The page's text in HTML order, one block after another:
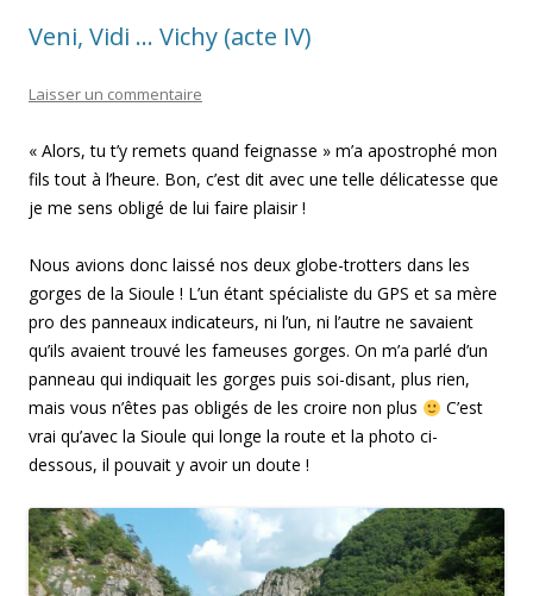
Veni, Vidi … Vichy (acte IV)
Laisser un commentaire
« Alors, tu t’y remets quand feignasse » m’a apostrophé mon
fils tout à l’heure. Bon, c’est dit avec une telle délicatesse que
je me sens obligé de lui faire plaisir !
Nous avions donc laissé nos deux globe-trotters dans les
gorges de la Sioule ! L’un étant spécialiste du GPS et sa mère
pro des panneaux indicateurs, ni l’un, ni l’autre ne savaient
qu’ils avaient trouvé les fameuses gorges. On m’a parlé d’un
panneau qui indiquait les gorges puis soi-disant, plus rien,
mais vous n’êtes pas obligés de les croire non plus
C’est
vrai qu’avec la Sioule qui longe la route et la photo ci-
dessous, il pouvait y avoir un doute !